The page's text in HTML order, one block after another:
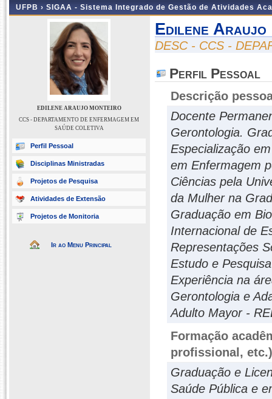
UFPB › SIGAA - Sistema Integrado de Gestão de Atividades
EDILENE ARAUJO MONTEIRO
CCS - DEPARTAMENTO DE ENFERMAGEM EM
SAÚDE COLETIVA
Perfil Pessoal
Disciplinas Ministradas
Projetos de Pesquisa
Atividades de Extensão
Projetos de Monitoria
Ir ao Menu Principal
Edilene Araujo
DESC - CCS -
Perfil Pessoal
Descrição
Docente
Gerontologia.
Especialização
em Enfermagem
Ciências pela
da Mulher na
Graduação em
Internacional de
Representações
Estudo e
Experiência na
Gerontologia e
Adulto Mayor -
Formação
profissional, etc.)
Graduação e
Saúde Pública e